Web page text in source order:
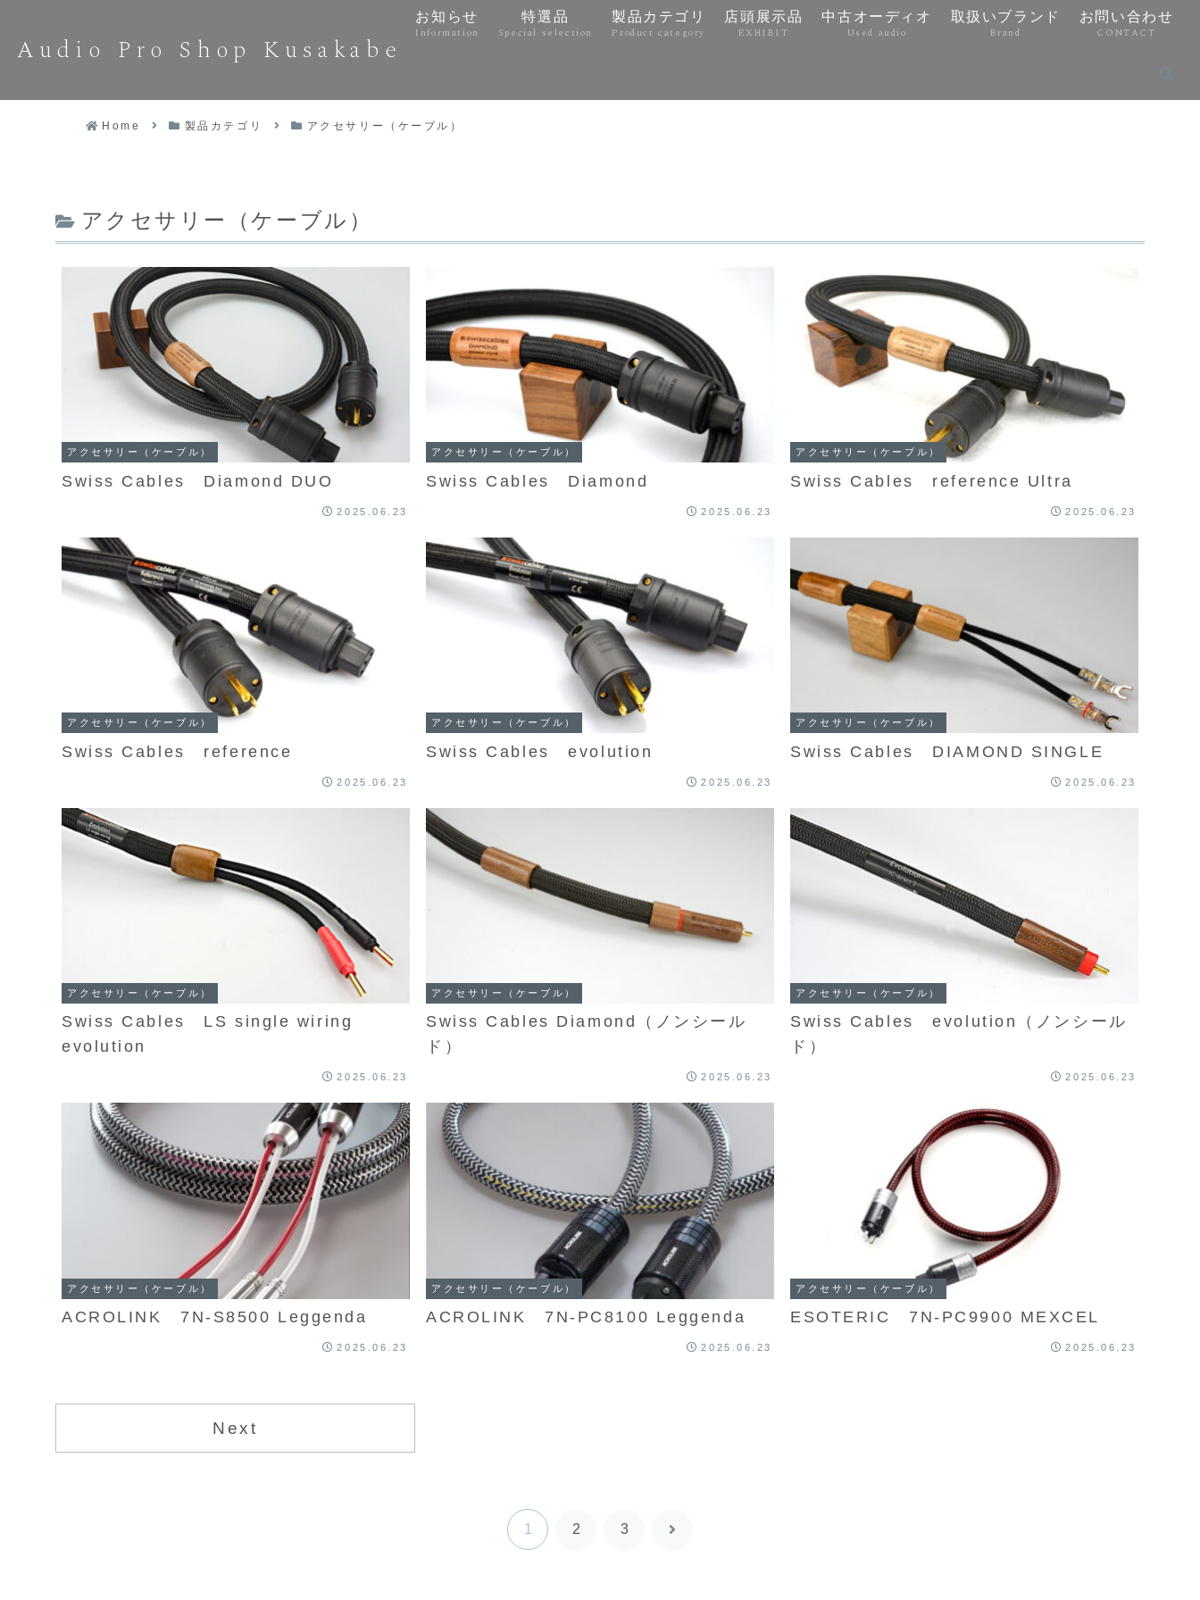
Audio Pro Shop Kusakabe
お知らせ
Information
特選品
Special selection
製品カテゴリ
Product category
店頭展示品
EXHIBIT
中古オーディオ
Used audio
取扱いブランド
Brand
お問い合わせ
CONTACT
Home 製品カテゴリ アクセサリー（ケーブル）
アクセサリー（ケーブル）
アクセサリー（ケーブル）
Swiss Cables Diamond DUO
2025.06.23
アクセサリー（ケーブル）
Swiss Cables Diamond
2025.06.23
アクセサリー（ケーブル）
Swiss Cables reference Ultra
2025.06.23
アクセサリー（ケーブル）
Swiss Cables reference
2025.06.23
アクセサリー（ケーブル）
Swiss Cables evolution
2025.06.23
アクセサリー（ケーブル）
Swiss Cables DIAMOND SINGLE
2025.06.23
アクセサリー（ケーブル）
Swiss Cables LS single wiring
evolution
2025.06.23
アクセサリー（ケーブル）
Swiss Cables Diamond（ノンシール
ド）
2025.06.23
アクセサリー（ケーブル）
Swiss Cables evolution（ノンシール
ド）
2025.06.23
アクセサリー（ケーブル）
ACROLINK 7N-S8500 Leggenda
2025.06.23
アクセサリー（ケーブル）
ACROLINK 7N-PC8100 Leggenda
2025.06.23
アクセサリー（ケーブル）
ESOTERIC 7N-PC9900 MEXCEL
2025.06.23
Next
1 2 3
次